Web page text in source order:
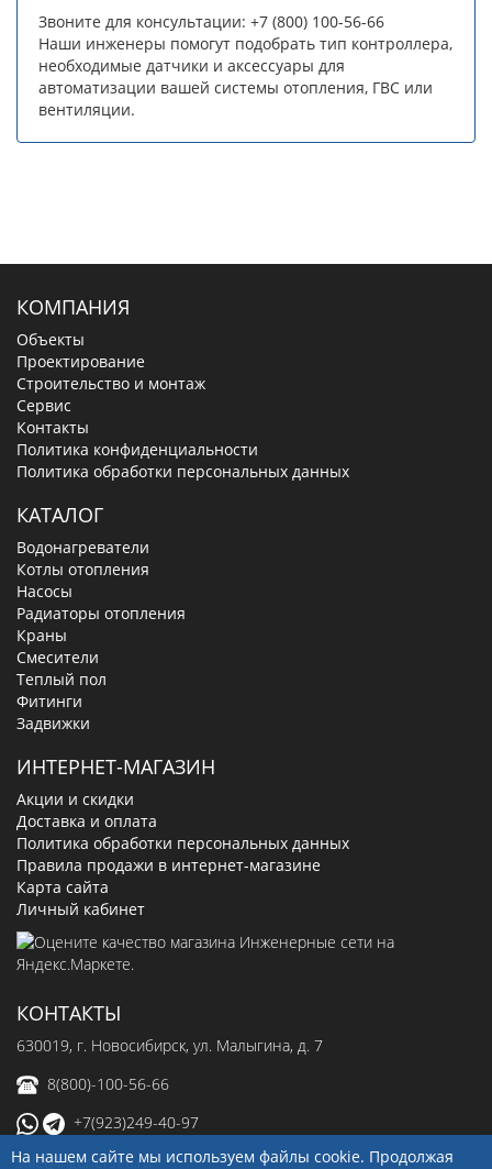
Звоните для консультации: +7 (800) 100-56-66
Наши инженеры помогут подобрать тип контроллера,
необходимые датчики и аксессуары для
автоматизации вашей системы отопления, ГВС или
вентиляции.
КОМПАНИЯ
Объекты
Проектирование
Строительство и монтаж
Сервис
Контакты
Политика конфиденциальности
Политика обработки персональных данных
КАТАЛОГ
Водонагреватели
Котлы отопления
Насосы
Радиаторы отопления
Краны
Смесители
Теплый пол
Фитинги
Задвижки
ИНТЕРНЕТ-МАГАЗИН
Акции и скидки
Доставка и оплата
Политика обработки персональных данных
Правила продажи в интернет-магазине
Карта сайта
Личный кабинет
КОНТАКТЫ
630019, г. Новосибирск, ул. Малыгина, д. 7
8(800)-100-56-66
+7(923)249-40-97
sale@ingenerseti.ru
На нашем сайте мы используем файлы cookie. Продолжая